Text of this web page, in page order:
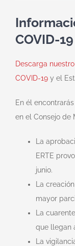
COVID-
Descarga
COVID-19 y el
En él
en el Consejo de
La
ERTE
junio.
La
mayor
La
que llegan
La